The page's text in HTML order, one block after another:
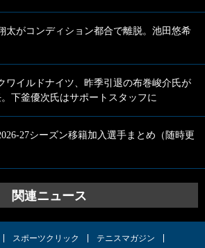
太がコンディション都合で離脱。池田悠希
ワイルドナイツ、昨季引退の布巻峻介氏が
下釜優次氏はサポートスタッフに
27シーズン移籍加入選手まとめ（随時更
関連ニュース
スポーツクリック テニスマガジン